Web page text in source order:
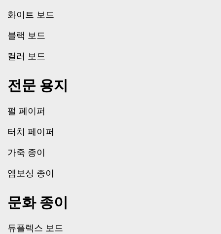
화이트 보드
블랙 보드
컬러 보드
전문 용지
펄 페이퍼
터치 페이퍼
가죽 종이
엠보싱 종이
문화 종이
듀플렉스 보드